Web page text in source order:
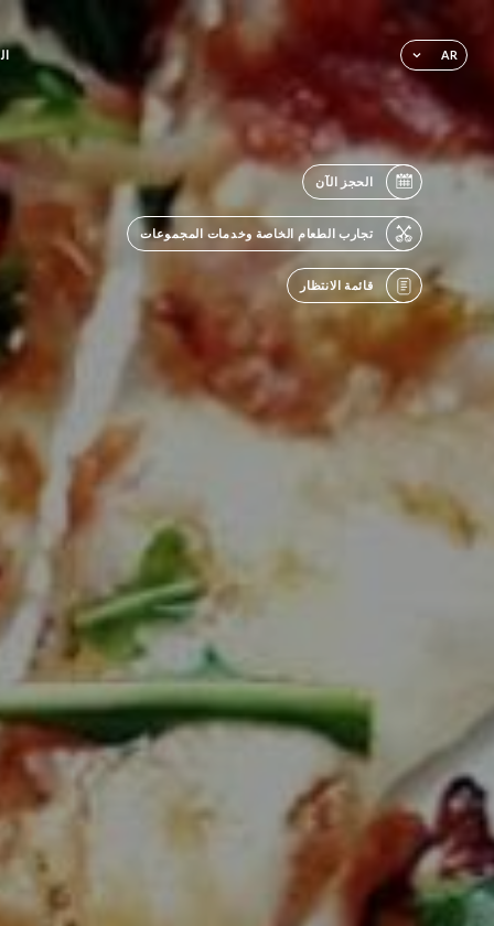
AR
الحجز الآن
تجارب الطعام الخاصة وخدمات المجموعات
قائمة الانتظار